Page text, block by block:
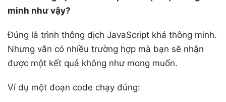
minh như vậy?
Đúng là trình thông dịch JavaScript khá thông minh.
Nhưng vẫn có nhiều trường hợp mà bạn sẽ nhận
được một kết quả không như mong muốn.
Ví dụ một đoạn code chạy đúng: